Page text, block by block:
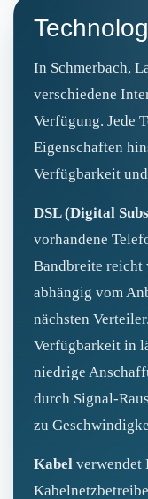
In Schmerbach,
verschiedene
Verfügung. Jede
Eigenschaften
Verfügbarkeit
DSL (Digital
vorhandene
Bandbreite
abhängig vom
nächsten
Verfügbarkeit in
niedrige
durch
zu
Kabel verwendet